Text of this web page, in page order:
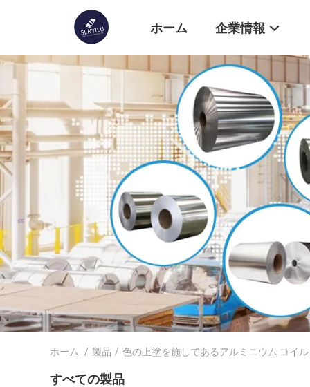
ホーム 企業情報
ホーム / 製品 / 色の上塗を施してあるアルミニウム コイル
すべての製品